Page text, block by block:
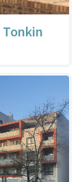
Tonkin